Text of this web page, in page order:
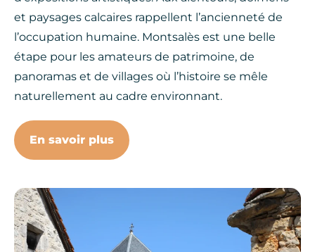
et paysages calcaires rappellent l’ancienneté de
l’occupation humaine. Montsalès est une belle
étape pour les amateurs de patrimoine, de
panoramas et de villages où l’histoire se mêle
naturellement au cadre environnant.
En savoir plus